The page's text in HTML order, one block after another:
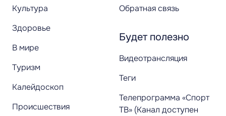
Культура
Здоровье
В мире
Туризм
Калейдоскоп
Происшествия
Обратная связь
Будет полезно
Видеотрансляция
Теги
Телепрограмма «Спорт
ТВ» (Канал доступен